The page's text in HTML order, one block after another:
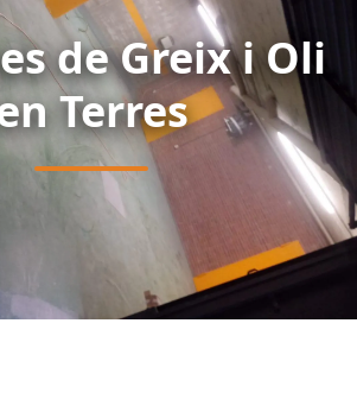
de Greix i Oli
Terres